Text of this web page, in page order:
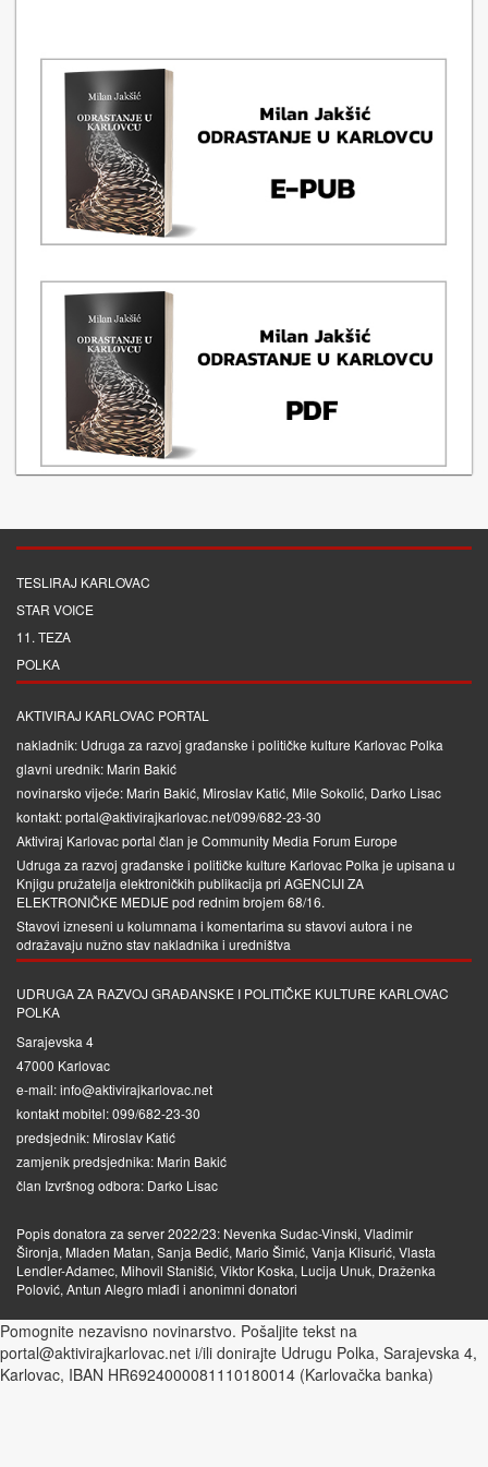
TESLIRAJ KARLOVAC
STAR VOICE
11. TEZA
POLKA
AKTIVIRAJ KARLOVAC PORTAL
nakladnik: Udruga za razvoj građanske i političke kulture Karlovac Polka
glavni urednik: Marin Bakić
novinarsko vijeće: Marin Bakić, Miroslav Katić, Mile Sokolić, Darko Lisac
kontakt: portal@aktivirajkarlovac.net/099/682-23-30
Aktiviraj Karlovac portal član je Community Media Forum Europe
Udruga za razvoj građanske i političke kulture Karlovac Polka je upisana u
Knjigu pružatelja elektroničkih publikacija pri AGENCIJI ZA
ELEKTRONIČKE MEDIJEpod rednim brojem 68/16.
Stavovi izneseni u kolumnama i komentarima su stavovi autora i ne
odražavaju nužno stav nakladnika i uredništva
UDRUGA ZA RAZVOJ GRAĐANSKE I POLITIČKE KULTURE KARLOVAC
POLKA
Sarajevska 4
47000 Karlovac
e-mail: info@aktivirajkarlovac.net
kontakt mobitel: 099/682-23-30
predsjednik: Miroslav Katić
zamjenik predsjednika: Marin Bakić
član Izvršnog odbora: Darko Lisac
Popis donatora za server 2022/23: Nevenka Sudac-Vinski, Vladimir
Šironja, Mladen Matan, Sanja Bedić, Mario Šimić, Vanja Klisurić, Vlasta
Lendler-Adamec, Mihovil Stanišić, Viktor Koska, Lucija Unuk, Draženka
Polović, Antun Alegro mlađi i anonimni donatori
Pomognite nezavisno novinarstvo. Pošaljite tekst na
portal@aktivirajkarlovac.net i/ili donirajte Udrugu Polka, Sarajevska 4,
Karlovac, IBAN HR6924000081110180014 (Karlovačka banka)